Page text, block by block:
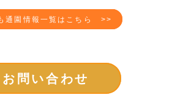
通園情報一覧はこちら >>
お問い合わせ